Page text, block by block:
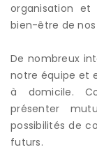
organisation
bien-être de
De nombreux
notre équipe et
à domicile.
présenter
possibilités de
futurs.